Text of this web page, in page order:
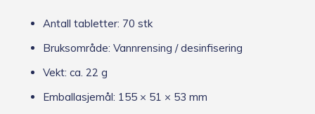
Antall tabletter: 70 stk
Bruksområde: Vannrensing / desinfisering
Vekt: ca. 22 g
Emballasjemål: 155 × 51 × 53 mm